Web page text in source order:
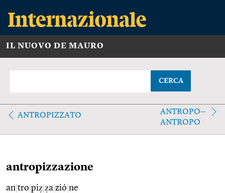
IL NUOVO DE MAURO
CERCA
ANTROPIZZATO
ANTROPO--
ANTROPO
antropizzazione
an tro piẓ ẓa zió ne